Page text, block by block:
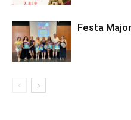
Festa